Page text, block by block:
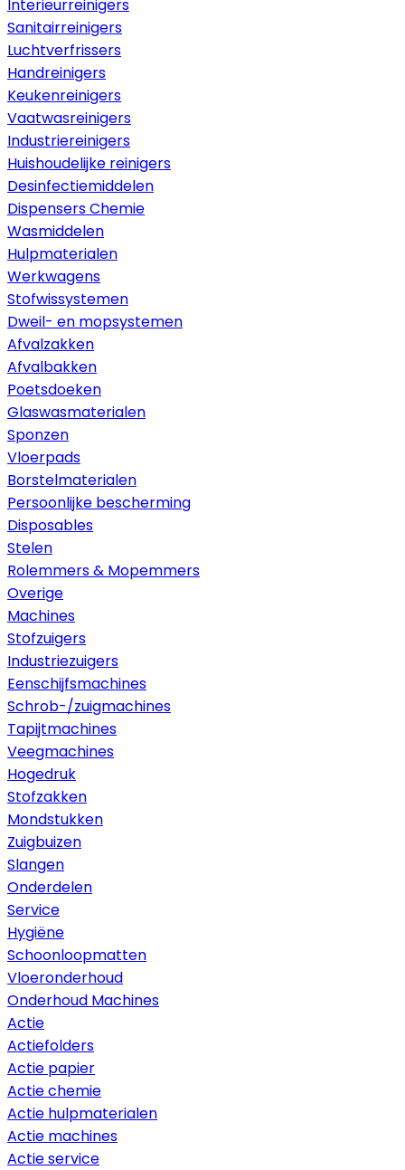
Interieurreinigers
Sanitairreinigers
Luchtverfrissers
Handreinigers
Keukenreinigers
Vaatwasreinigers
Industriereinigers
Huishoudelijke reinigers
Desinfectiemiddelen
Dispensers Chemie
Wasmiddelen
Hulpmaterialen
Werkwagens
Stofwissystemen
Dweil- en mopsystemen
Afvalzakken
Afvalbakken
Poetsdoeken
Glaswasmaterialen
Sponzen
Vloerpads
Borstelmaterialen
Persoonlijke bescherming
Disposables
Stelen
Rolemmers & Mopemmers
Overige
Machines
Stofzuigers
Industriezuigers
Eenschijfsmachines
Schrob-/zuigmachines
Tapijtmachines
Veegmachines
Hogedruk
Stofzakken
Mondstukken
Zuigbuizen
Slangen
Onderdelen
Service
Hygiëne
Schoonloopmatten
Vloeronderhoud
Onderhoud Machines
Actie
Actiefolders
Actie papier
Actie chemie
Actie hulpmaterialen
Actie machines
Actie service